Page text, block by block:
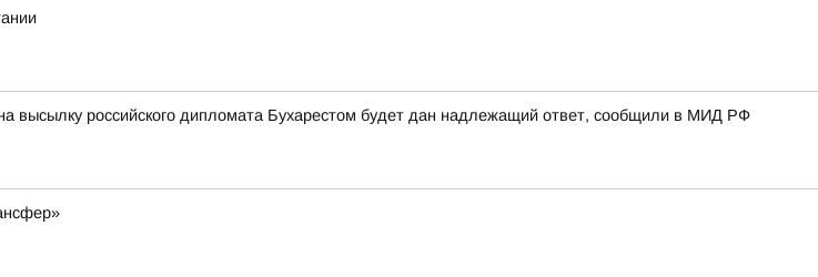
высылку российского дипломата Бухарестом будет дан надлежащий ответ, сообщили в МИД РФ